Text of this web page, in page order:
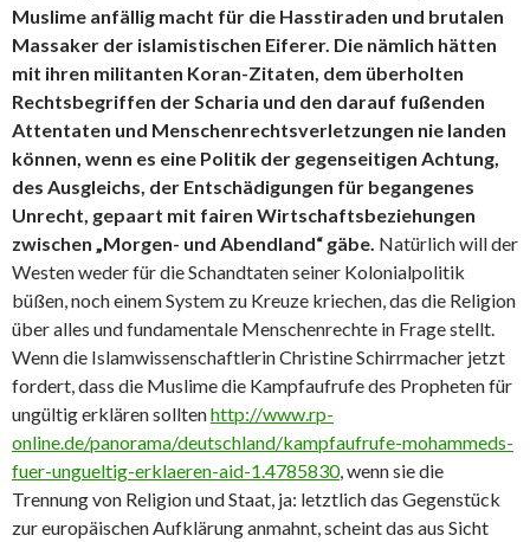
Muslime anfällig macht für die Hasstiraden und brutalen
Massaker der islamistischen Eiferer. Die nämlich hätten
mit ihren militanten Koran-Zitaten, dem überholten
Rechtsbegriffen der Scharia und den darauf fußenden
Attentaten und Menschenrechtsverletzungen nie landen
können, wenn es eine Politik der gegenseitigen Achtung,
des Ausgleichs, der Entschädigungen für begangenes
Unrecht, gepaart mit fairen Wirtschaftsbeziehungen
zwischen „Morgen- und Abendland“ gäbe. Natürlich will der
Westen weder für die Schandtaten seiner Kolonialpolitik
büßen, noch einem System zu Kreuze kriechen, das die Religion
über alles und fundamentale Menschenrechte in Frage stellt.
Wenn die Islamwissenschaftlerin Christine Schirrmacher jetzt
fordert, dass die Muslime die Kampfaufrufe des Propheten für
ungültig erklären solltenhttp://www.rp-
online.de/panorama/deutschland/kampfaufrufe-mohammeds-
fuer-ungueltig-erklaeren-aid-1.4785830, wenn sie die
Trennung von Religion und Staat, ja: letztlich das Gegenstück
zur europäischen Aufklärung anmahnt, scheint das aus Sicht